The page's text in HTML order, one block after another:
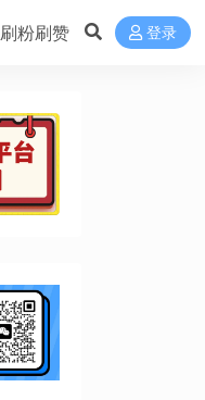
刷粉刷赞 登录